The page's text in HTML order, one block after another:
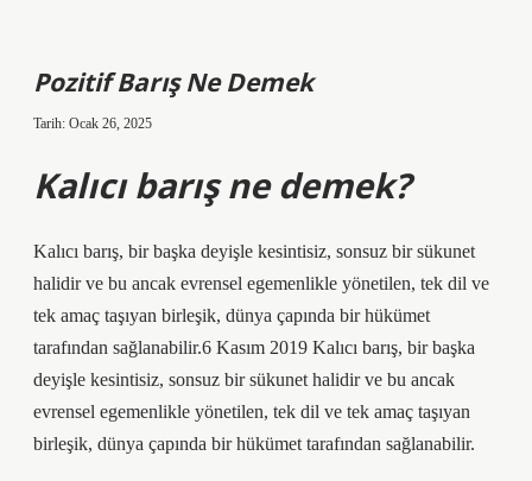
Pozitif Barış Ne Demek
Tarih: Ocak 26, 2025
Kalıcı barış ne demek?
Kalıcı barış, bir başka deyişle kesintisiz, sonsuz bir sükunet
halidir ve bu ancak evrensel egemenlikle yönetilen, tek dil ve
tek amaç taşıyan birleşik, dünya çapında bir hükümet
tarafından sağlanabilir.6 Kasım 2019 Kalıcı barış, bir başka
deyişle kesintisiz, sonsuz bir sükunet halidir ve bu ancak
evrensel egemenlikle yönetilen, tek dil ve tek amaç taşıyan
birleşik, dünya çapında bir hükümet tarafından sağlanabilir.